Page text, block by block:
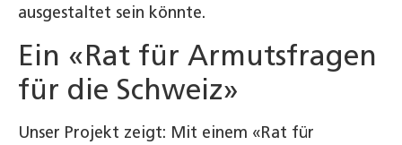
ausgestaltet sein könnte.
Ein «Rat für Armutsfragen
für die Schweiz»
Unser Projekt zeigt: Mit einem «Rat für